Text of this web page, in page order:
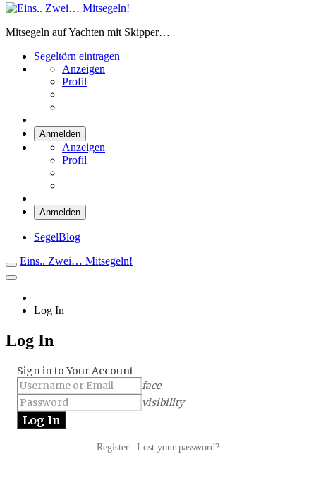
Mitsegeln auf Yachten mit Skipper…
Segeltörn eintragen
Anzeigen
Profil
Anmelden
Anzeigen
Profil
Anmelden
SegelBlog
Eins.. Zwei… Mitsegeln!
Log In
Log In
Sign in to Your Account
face
visibility
Register | Lost your password?